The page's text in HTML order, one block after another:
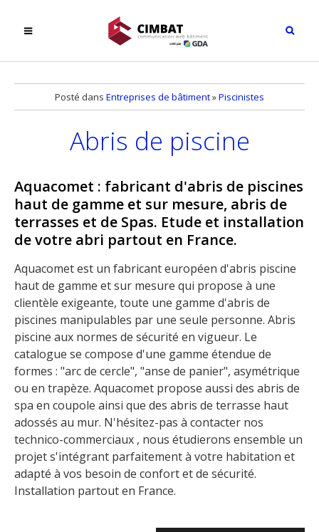
Posté dans Entreprises de bâtiment»Piscinistes
Abris de piscine
Aquacomet : fabricant d'abris de piscines
haut de gamme et sur mesure, abris de
terrasses et de Spas. Etude et installation
de votre abri partout en France.
Aquacomet est un fabricant européen d'abris piscine
haut de gamme et sur mesure qui propose à une
clientèle exigeante, toute une gamme d'abris de
piscines manipulables par une seule personne. Abris
piscine aux normes de sécurité en vigueur. Le
catalogue se compose d'une gamme étendue de
formes : "arc de cercle", "anse de panier", asymétrique
ou en trapèze. Aquacomet propose aussi des abris de
spa en coupole ainsi que des abris de terrasse haut
adossés au mur. N'hésitez-pas à contacter nos
technico-commerciaux , nous étudierons ensemble un
projet s'intégrant parfaitement à votre habitation et
adapté à vos besoin de confort et de sécurité.
Installation partout en France.